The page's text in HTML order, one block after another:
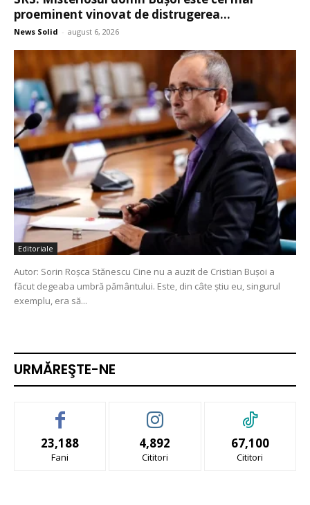
proeminent vinovat de distrugerea...
News Solid - august 6, 2026
Editoriale
Autor: Sorin Roșca Stănescu Cine nu a auzit de Cristian Bușoi a
făcut degeaba umbră pământului. Este, din câte știu eu, singurul
exemplu, era să...
URMĂREŞTE-NE
23,188
Fani
4,892
Cititori
67,100
Cititori